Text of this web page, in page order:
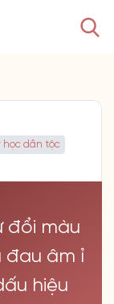
học dân tộc
đổi màu
đau âm ỉ
hiệu